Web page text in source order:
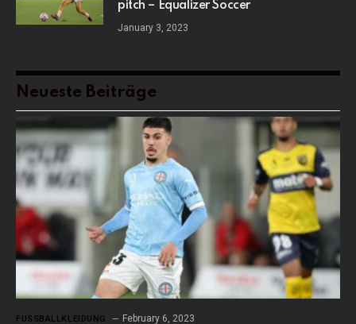
pitch – Equalizer Soccer
January 3, 2023
Neueste Beiträge
FUSSBALLKLEIDUNG February 6, 2023